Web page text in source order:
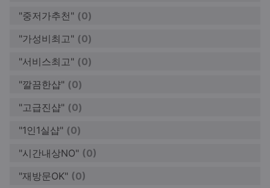
"중저가추천" (0)
"가성비최고" (0)
"서비스최고" (0)
"깔끔한샵" (0)
"고급진샵" (0)
"1인1실샵" (0)
"시간내상NO" (0)
"재방문OK" (0)